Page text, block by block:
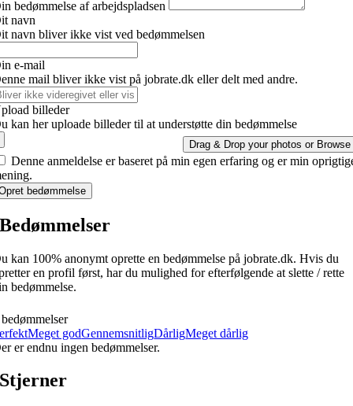
bedømmelse af arbejdspladsen
navn
navn bliver ikke vist ved bedømmelsen
e-mail
mail bliver ikke vist på jobrate.dk eller delt med andre.
billeder
kan her uploade billeder til at understøtte din bedømmelse
Drag & Drop your photos or Browse
Denne anmeldelse er baseret på min egen erfaring og er min
bedømmelse
Bedømmelser
kan 100% anonymt oprette en bedømmelse på jobrate.dk. Hvis du
en profil først, har du mulighed for efterfølgende at slette / rette
bedømmelse.
Meget godGennemsnitligDårligMeget dårlig
er endnu ingen bedømmelser.
Stjerner